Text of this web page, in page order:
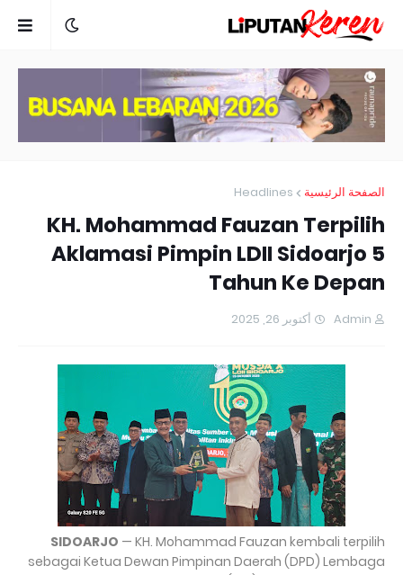
الصفحة الرئيسية Headlines
KH. Mohammad Fauzan Terpilih
Aklamasi Pimpin LDII Sidoarjo 5
Tahun Ke Depan
Admin أكتوبر 26, 2025
SIDOARJO — KH. Mohammad Fauzan kembali terpilih
sebagai Ketua Dewan Pimpinan Daerah (DPD) Lembaga